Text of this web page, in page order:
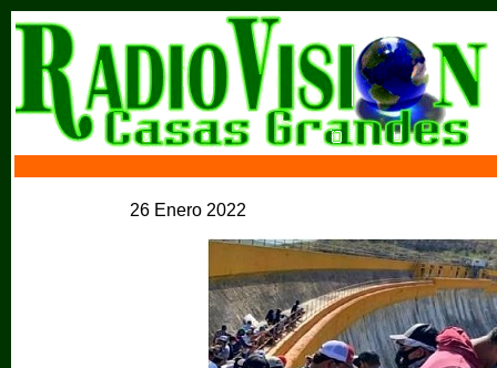
26 Enero 2022